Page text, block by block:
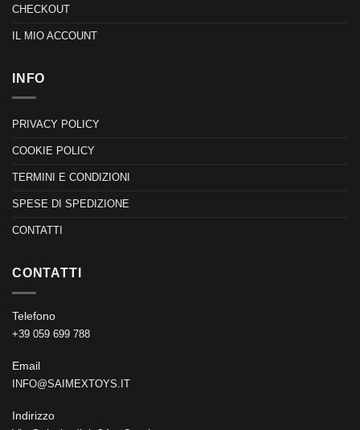
CHECKOUT
IL MIO ACCOUNT
INFO
PRIVACY POLICY
COOKIE POLICY
TERMINI E CONDIZIONI
SPESE DI SPEDIZIONE
CONTATTI
CONTATTI
Telefono
+39 059 699 788
Email
INFO@SAIMEXTOYS.IT
Indirizzo